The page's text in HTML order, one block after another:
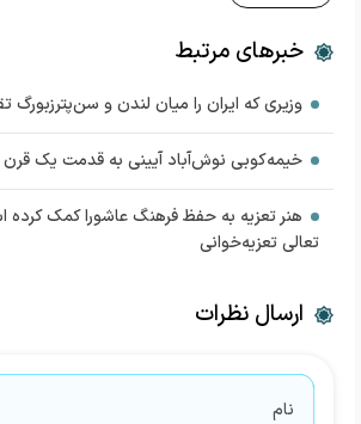
خبرهای مرتبط
وزیری که ایران را میان لندن و سن‌پترزبورگ
خیمه‌کوبی نوش‌آباد آیینی به قدمت یک
هنر تعزیه به حفظ فرهنگ عاشورا کمک
تعالی تعزیه‌خوانی
ارسال نظرات